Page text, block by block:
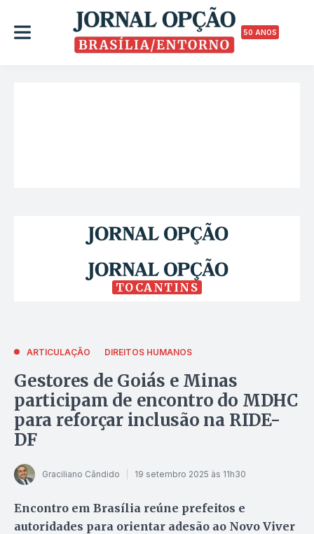
50 ANOS
TOCANTINS
ARTICULAÇÃO DIREITOS HUMANOS
Gestores de Goiás e Minas
participam de encontro do MDHC
para reforçar inclusão na RIDE-
DF
Graciliano Cândido 19 setembro 2025 às 11h30
Encontro em Brasília reúne prefeitos e
autoridades para orientar adesão ao Novo Viver